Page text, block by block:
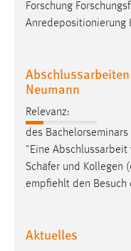
Forschung
Anredepositionierung
Neumann
Relevanz:
des
"Eine
Schäfer und Kollegen
empfiehlt den Besuch
Aktuelles